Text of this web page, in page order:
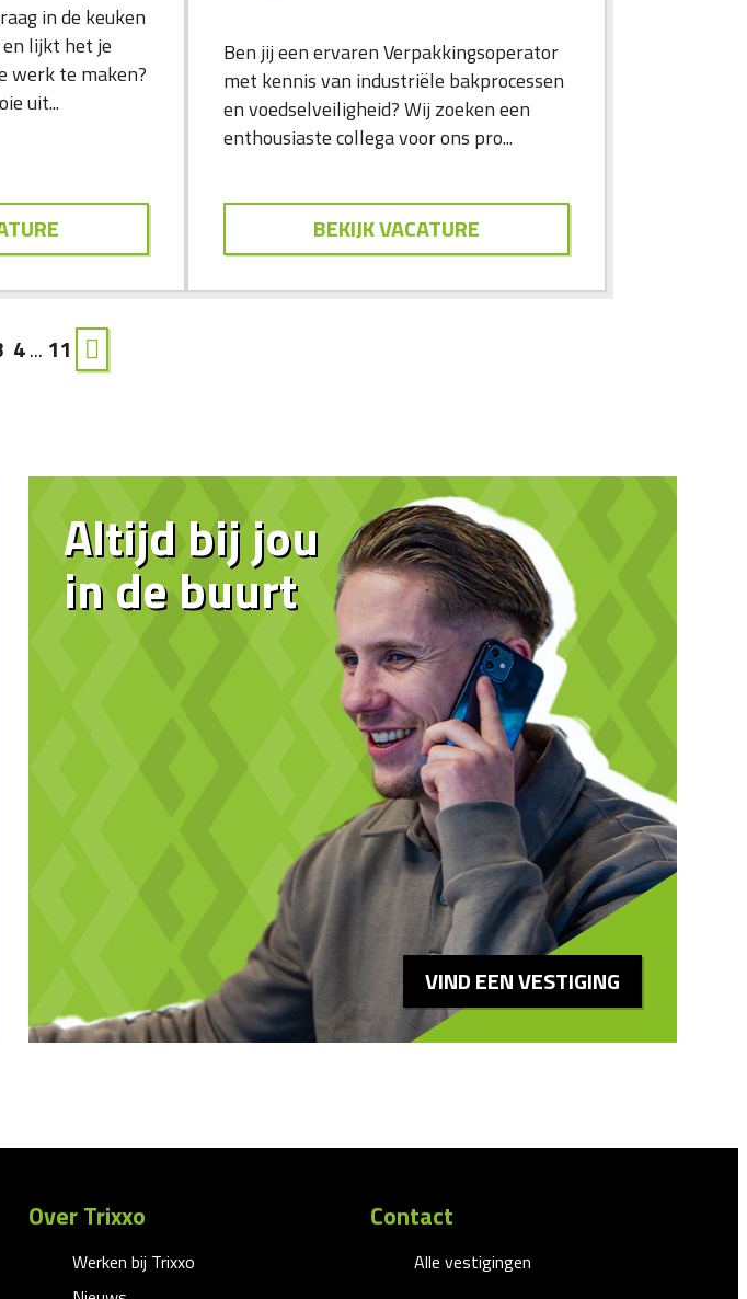
in de keuken
lijkt het je
werk te maken?
uit...
Ben jij een ervaren Verpakkingsoperator
met kennis van industriële bakprocessen
en voedselveiligheid? Wij zoeken een
enthousiaste collega voor ons pro...
BEKIJK VACATURE
4... 11
Altijd bij jou
in de buurt
VIND EEN VESTIGING
Over Trixxo
Werken bij Trixxo
Contact
Alle vestigingen